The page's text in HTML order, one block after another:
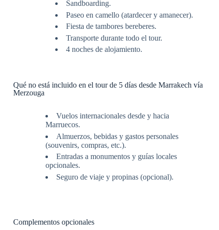
Sandboarding.
Paseo en camello (atardecer y amanecer).
Fiesta de tambores bereberes.
Transporte durante todo el tour.
4 noches de alojamiento.
Qué no está incluido en el tour de 5 días desde Marrakech vía
Merzouga
Vuelos internacionales desde y hacia
Marruecos.
Almuerzos, bebidas y gastos personales
(souvenirs, compras, etc.).
Entradas a monumentos y guías locales
opcionales.
Seguro de viaje y propinas (opcional).
Complementos opcionales